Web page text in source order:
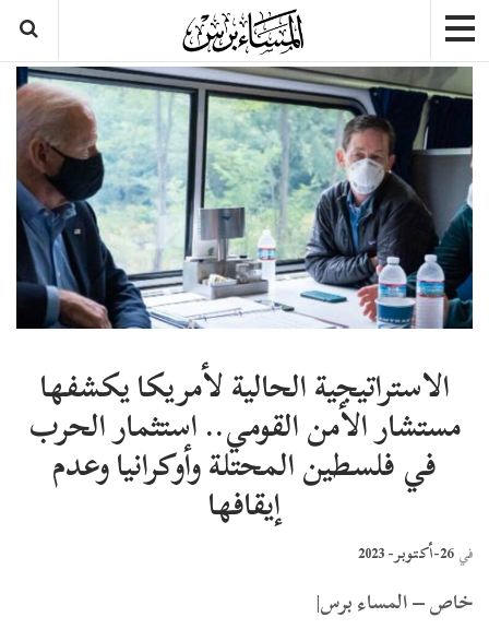
الاستراتيجية الحالية لأمريكا يكشفها
مستشار الأمن القومي.. استثمار الحرب
في فلسطين المحتلة وأوكرانيا وعدم
إيقافها
في 26-أكتوبر- 2023
خاص – المساء برس|